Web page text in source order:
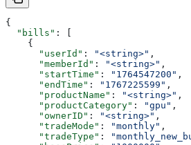
{
  "bills"
: [
    {
      "userId"
: "<string>" ,
      "memberId"
: "<string>" ,
      "startTime"
: "1764547200" ,
      "endTime"
: "1767225599" ,
      "productName"
: "<string>" ,
      "productCategory"
: "gpu" ,
      "ownerID"
: "<string>" ,
      "tradeMode"
: "monthly" ,
      "tradeType"
: